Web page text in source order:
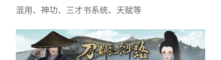
混用、神功、三才书系统、天赋等